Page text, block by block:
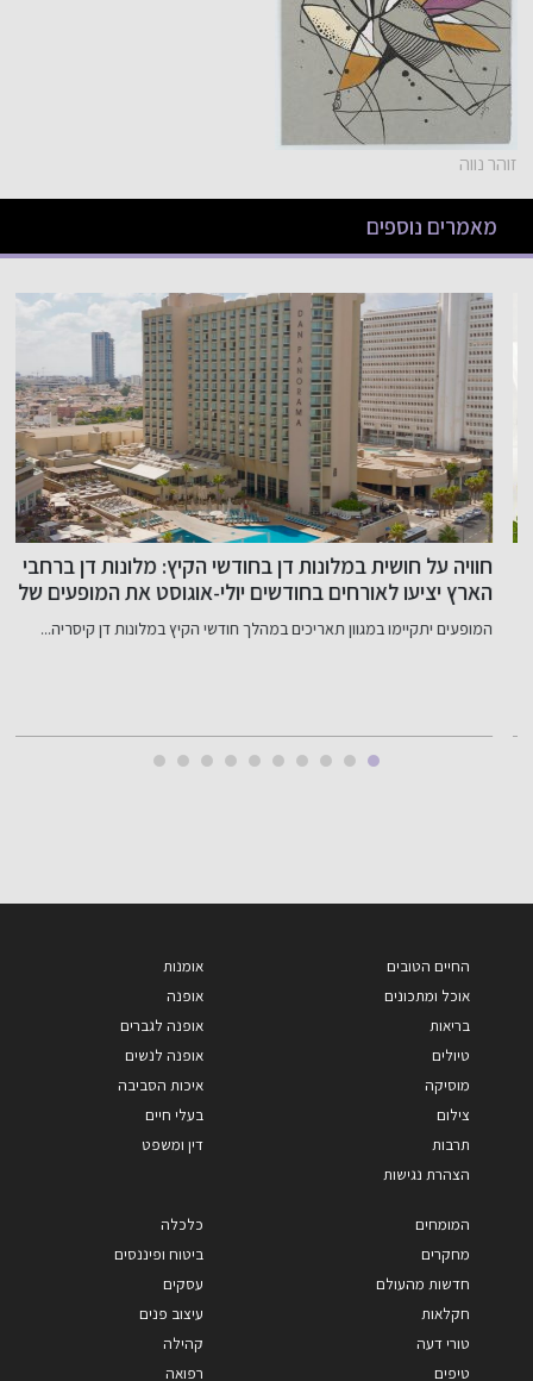
זוהר נווה
מאמרים נוספים
חוויה על חושית במלונות דן בחודשי הקיץ: מלונות דן ברחבי
הארץ יציעו לאורחים בחודשים יולי-אוגוסט את המופעים של
אאמני החושים המובילים בישראל – ליאור סושרד, נמרוד
הראל וחזי דין
המופעים יתקיימו במגוון תאריכים במהלך חודשי הקיץ במלונות דן קיסריה...
החיים הטובים
אוכל ומתכונים
בריאות
טיולים
מוסיקה
צילום
תרבות
הצהרת נגישות
אומנות
אופנה
אופנה לגברים
אופנה לנשים
איכות הסביבה
בעלי חיים
דין ומשפט
המומחים
מחקרים
חדשות מהעולם
חקלאות
טורי דעה
טיפים
כלכלה
ביטוח ופיננסים
עסקים
עיצוב פנים
קהילה
רפואה